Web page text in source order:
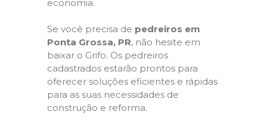
economia.
Se você precisa de pedreiros em
Ponta Grossa, PR, não hesite em
baixar o Grifo. Os pedreiros
cadastrados estarão prontos para
oferecer soluções eficientes e rápidas
para as suas necessidades de
construção e reforma.